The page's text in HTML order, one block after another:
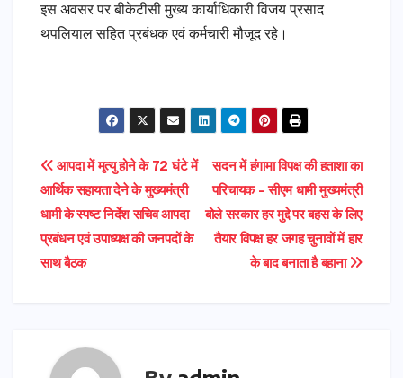
इस अवसर पर बीकेटीसी मुख्य कार्याधिकारी विजय प्रसाद
थपलियाल सहित प्रबंधक एवं कर्मचारी मौजूद रहे।
Post
navigation
सदन में हंगामा विपक्ष की हताशा का
परिचायक – सीएम धामी मुख्यमंत्री
बोले सरकार हर मुद्दे पर बहस के लिए
तैयार विपक्ष हर जगह चुनावों में हार
के बाद बनाता है बहाना
आपदा में मृत्यु होने के 72 घंटे में
आर्थिक सहायता देने के मुख्यमंत्री
धामी के स्पष्ट निर्देश सचिव आपदा
प्रबंधन एवं उपाध्यक्ष की जनपदों के
साथ बैठक